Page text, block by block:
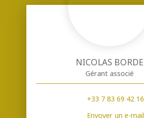
NICOLAS BORDE
Gérant associé
+33 7 83 69 42 16
Envoyer un e-mail